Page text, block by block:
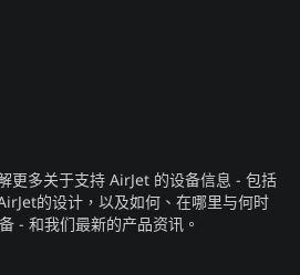
更多关于支持 AirJet 的设备信息 - 包括
的设计，以及如何、在哪里与何时
- 和我们最新的产品资讯。​